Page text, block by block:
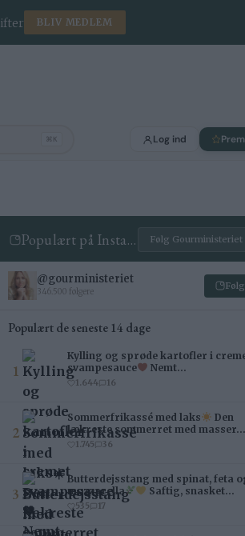
⌘K Log ind
BLIV MEDLEM
Populært på Instagram Følg Gourministeriet
@gourministeriet
346.500 følgere
Følg
Populært de seneste 14 dage
1
Kylling og sprøde kartofler i
svampesauce
Nemt…
1.644 16
2
Sommerfrikassé med laks
Den
lækreste sommerret med masser…
1.745 36
3
Butterdejsstang med spinat, feta
mozzarella
Saftig, snasket…
535 17